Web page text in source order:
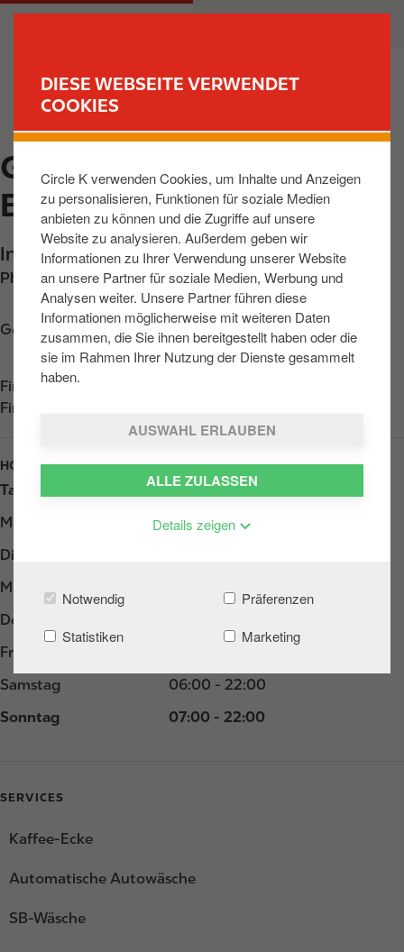
DIESE WEBSEITE VERWENDET
COOKIES
Circle K verwenden Cookies, um Inhalte und Anzeigen
zu personalisieren, Funktionen für soziale Medien
anbieten zu können und die Zugriffe auf unsere
Website zu analysieren. Außerdem geben wir
Informationen zu Ihrer Verwendung unserer Website
an unsere Partner für soziale Medien, Werbung und
Analysen weiter. Unsere Partner führen diese
Informationen möglicherweise mit weiteren Daten
zusammen, die Sie ihnen bereitgestellt haben oder die
sie im Rahmen Ihrer Nutzung der Dienste gesammelt
haben.
AUSWAHL ERLAUBEN
ALLE ZULASSEN
Details zeigen
Notwendig
Präferenzen
Statistiken
Marketing
u
m
h
a
M
v
GLOTTERTAL, IN DEN
ENGEMATTEN
In den Engematten 2,Glottertal,79286
Phone: +497684909083
Get directions
Find us onApp Store
Find us on
HOURS
Tag
Opening hours
Montag
06:00 - 22:00
Dienstag
Mittwoch
Donnerstag
Freitag
Samstag
06:00 - 22:00
Sonntag
07:00 - 22:00
SERVICES
Kaffee-Ecke
Automatische Autowäsche
SB-Wäsche